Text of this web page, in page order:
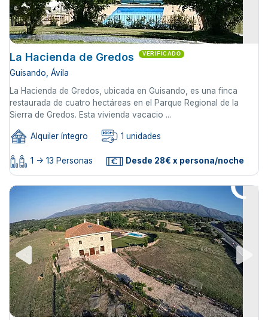
La Hacienda de Gredos VERIFICADO
Guisando, Ávila
La Hacienda de Gredos, ubicada en Guisando, es una finca
restaurada de cuatro hectáreas en el Parque Regional de la
Sierra de Gredos. Esta vivienda vacacio ...
Alquiler íntegro 1 unidades
1 -> 13 Personas Desde 28€ x persona/noche